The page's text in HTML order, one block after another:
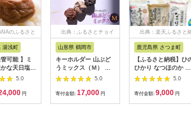
のふるさと
湯浅町
管可能 】ミ
な天日塩だ
無添加梅干
ーイズ｜
5.0
円
出典：ふるさとチョイ
山形県 鶴岡市
キーホルダー 山ぶど
うミックス（Ｍ） 山
形県鶴岡市 アトリエ
かおる | 山葡萄 雑貨
キーホルダー ギフト
5.0
寄付金額: 17,000 円
出典：楽天ふるさと
鹿児島県 さつま町
【ふるさと納税】ひ
ひかり なつほのか あ
きほなみ 選べる 品種
定期便 米 2kg
5kg《出荷時期をお選
5.0
寄付金額: 9,000 円